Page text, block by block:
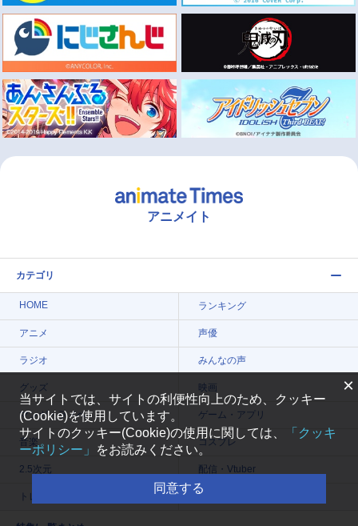
アニメイト
カテゴリ
HOME ランキング
アニメ 声優
ラジオ みんなの声
グッズ 映画
マンガ・ラノベ ゲーム・アプリ
音楽 コスプレ
2.5次元 配信・Vtuber
トレンド 無料マンガ
×
当サイトでは、サイトの利便性向上のため、クッキー
(Cookie)を使用しています。
サイトのクッキー(Cookie)の使用に関しては、
「クッキ
ーポリシー」
をお読みください。
同意する